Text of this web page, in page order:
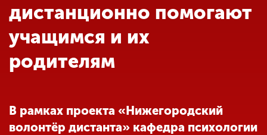
Наука
Международная
деятельность
Другие виды
деятельности
дистанционно помогают
учащимся и их
родителям
В рамках проекта «Нижегородский
волонтёр дистанта» кафедра психологии